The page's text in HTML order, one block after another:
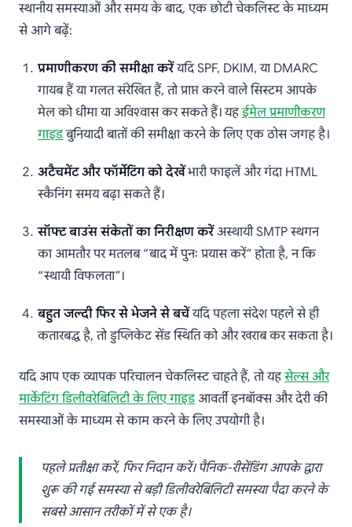
स्थानीय समस्याओं और समय के बाद, एक छोटी चेकलिस्ट के माध्यम
से आगे बढ़ें:
प्रमाणीकरण की समीक्षा करेंयदि SPF, DKIM, या DMARC
गायब हैं या गलत संरेखित हैं, तो प्राप्त करने वाले सिस्टम आपके
मेल को धीमा या अविश्वास कर सकते हैं। यहईमेल प्रमाणीकरण
गाइडबुनियादी बातों की समीक्षा करने के लिए एक ठोस जगह है।
अटैचमेंट और फॉर्मेटिंग को देखेंभारी फाइलें और गंदा HTML
स्कैनिंग समय बढ़ा सकते हैं।
सॉफ्ट बाउंस संकेतों का निरीक्षण करेंअस्थायी SMTP स्थगन
का आमतौर पर मतलब “बाद में पुनः प्रयास करें” होता है, न कि
“स्थायी विफलता”।
बहुत जल्दी फिर से भेजने से बचेंयदि पहला संदेश पहले से ही
कतारबद्ध है, तो डुप्लिकेट सेंड स्थिति को और खराब कर सकता है।
यदि आप एक व्यापक परिचालन चेकलिस्ट चाहते हैं, तो यहसेल्स और
मार्केटिंग डिलीवरेबिलिटी के लिए गाइड आवर्ती इनबॉक्स और देरी की
समस्याओं के माध्यम से काम करने के लिए उपयोगी है।
पहले प्रतीक्षा करें, फिर निदान करें। पैनिक-रीसेंडिंग आपके द्वारा
शुरू की गई समस्या से बड़ी डिलीवरेबिलिटी समस्या पैदा करने के
सबसे आसान तरीकों में से एक है।